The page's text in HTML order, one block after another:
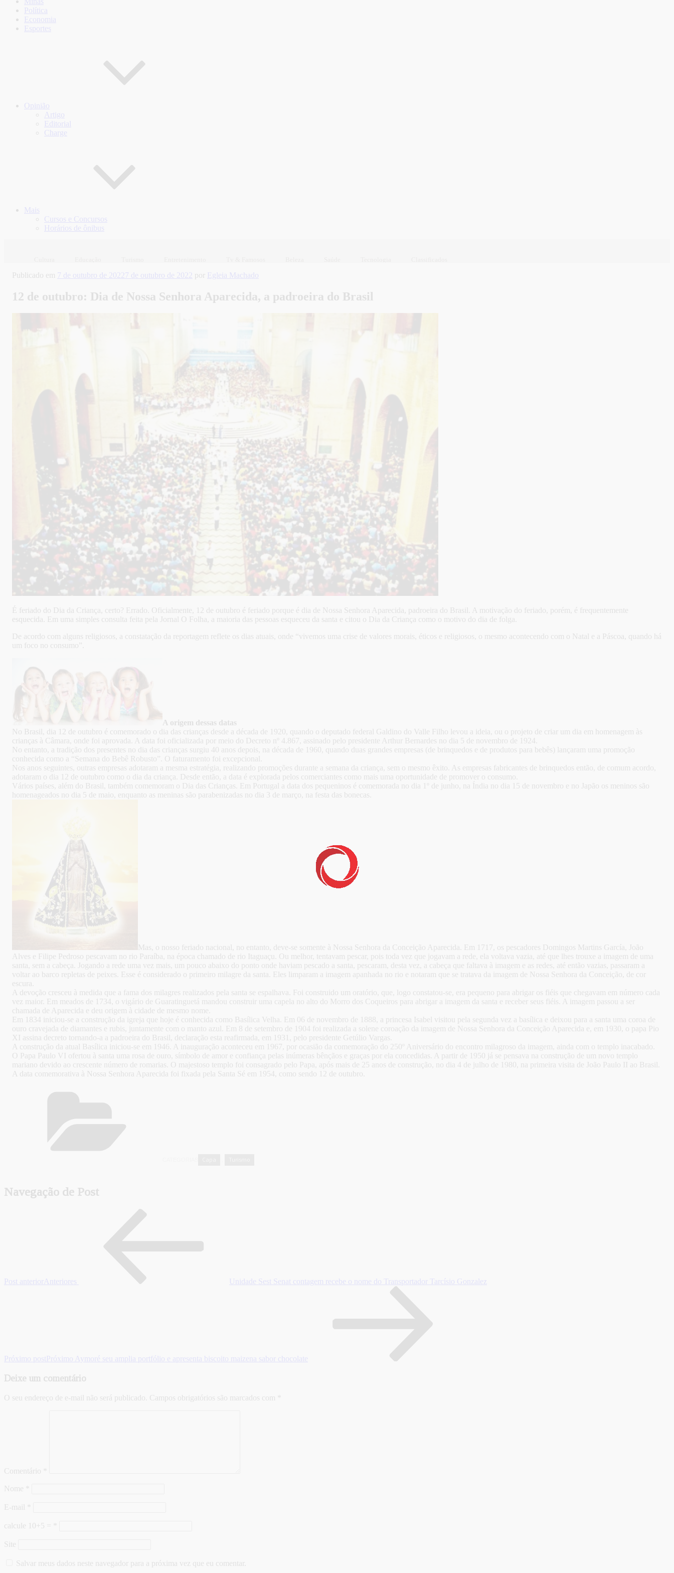
Política
Economia
Esportes
Opinião
Artigo
Editorial
Charge
Mais
Cursos e Concursos
Horários de ônibus
Publicado em 7 de outubro de 20227 de outubro de 2022 por Egleia Machado
12 de outubro: Dia de Nossa Senhora Aparecida, a padroeira do Brasil
É feriado do Dia da Criança, certo? Errado. Oficialmente, 12 de outubro é feriado porque é dia de Nossa Senhora Aparecida, padroeira do Brasil. A motivação do feriado, porém, é frequentemente
esquecida. Em uma simples consulta feita pela Jornal O Folha, a maioria das pessoas esqueceu da santa e citou o Dia da Criança como o motivo do dia de folga.
De acordo com alguns religiosos, a constatação da reportagem reflete os dias atuais, onde “vivemos uma crise de valores morais, éticos e religiosos, o mesmo acontecendo com o Natal e a Páscoa, quando há
um foco no consumo”.
A origem dessas datas
No Brasil, dia 12 de outubro é comemorado o dia das crianças desde a década de 1920, quando o deputado federal Galdino do Valle Filho levou a ideia, ou o projeto de criar um dia em homenagem às
crianças à Câmara, onde foi aprovada. A data foi oficializada por meio do Decreto nº 4.867, assinado pelo presidente Arthur Bernardes no dia 5 de novembro de 1924.
No entanto, a tradição dos presentes no dia das crianças surgiu 40 anos depois, na década de 1960, quando duas grandes empresas (de brinquedos e de produtos para bebês) lançaram uma promoção
conhecida como a “Semana do Bebê Robusto”. O faturamento foi excepcional.
Nos anos seguintes, outras empresas adotaram a mesma estratégia, realizando promoções durante a semana da criança, sem o mesmo êxito. As empresas fabricantes de brinquedos então, de comum acordo,
adotaram o dia 12 de outubro como o dia da criança. Desde então, a data é explorada pelos comerciantes como mais uma oportunidade de promover o consumo.
Vários países, além do Brasil, também comemoram o Dia das Crianças. Em Portugal a data dos pequeninos é comemorada no dia 1º de junho, na Índia no dia 15 de novembro e no Japão os meninos são
homenageados no dia 5 de maio, enquanto as meninas são parabenizadas no dia 3 de março, na festa das bonecas.
Mas, o nosso feriado nacional, no entanto, deve-se somente à Nossa Senhora da Conceição Aparecida. Em 1717, os pescadores Domingos Martins García, João
Alves e Filipe Pedroso pescavam no rio Paraíba, na época chamado de rio Itaguaçu. Ou melhor, tentavam pescar, pois toda vez que jogavam a rede, ela voltava vazia, até que lhes trouxe a imagem de uma
santa, sem a cabeça. Jogando a rede uma vez mais, um pouco abaixo do ponto onde haviam pescado a santa, pescaram, desta vez, a cabeça que faltava à imagem e as redes, até então vazias, passaram a
voltar ao barco repletas de peixes. Esse é considerado o primeiro milagre da santa. Eles limparam a imagem apanhada no rio e notaram que se tratava da imagem de Nossa Senhora da Conceição, de cor
escura.
A devoção cresceu à medida que a fama dos milagres realizados pela santa se espalhava. Foi construido um oratório, que, logo constatou-se, era pequeno para abrigar os fiéis que chegavam em número cada
vez maior. Em meados de 1734, o vigário de Guaratinguetá mandou construir uma capela no alto do Morro dos Coqueiros para abrigar a imagem da santa e receber seus fiéis. A imagem passou a ser
chamada de Aparecida e deu origem à cidade de mesmo nome.
Em 1834 iniciou-se a construção da igreja que hoje é conhecida como Basílica Velha. Em 06 de novembro de 1888, a princesa Isabel visitou pela segunda vez a basílica e deixou para a santa uma coroa de
ouro cravejada de diamantes e rubis, juntamente com o manto azul. Em 8 de setembro de 1904 foi realizada a solene coroação da imagem de Nossa Senhora da Conceição Aparecida e, em 1930, o papa Pio
XI assina decreto tornando-a a padroeira do Brasil, declaração esta reafirmada, em 1931, pelo presidente Getúlio Vargas.
A construção da atual Basílica iniciou-se em 1946. A inauguração aconteceu em 1967, por ocasião da comemoração do 250º Aniversário do encontro milagroso da imagem, ainda com o templo inacabado.
O Papa Paulo VI ofertou à santa uma rosa de ouro, símbolo de amor e confiança pelas inúmeras bênçãos e graças por ela concedidas. A partir de 1950 já se pensava na construção de um novo templo
mariano devido ao crescente número de romarias. O majestoso templo foi consagrado pelo Papa, após mais de 25 anos de construção, no dia 4 de julho de 1980, na primeira visita de João Paulo II ao Brasil.
A data comemorativa à Nossa Senhora Aparecida foi fixada pela Santa Sé em 1954, como sendo 12 de outubro.
Navegação de Post
Post anterior Anteriores Unidade Sest Senat contagem recebe o nome do Transportador Tarcísio Gonzalez
Próximo post Próximo Aymoré seu amplia portfólio e apresenta biscoito maizena sabor chocolate
Deixe um comentário
O seu endereço de e-mail não será publicado. Campos obrigatórios são marcados com
Comentário
Nome
E-mail
calcule 10+5 =
Site
Salvar meus dados neste navegador para a próxima vez que eu comentar.